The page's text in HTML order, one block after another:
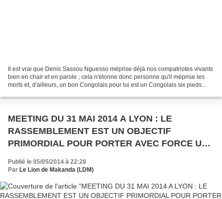
Il est vrai que Denis Sassou Nguesso méprise déjà nos compatriotes vivants
bien en chair et en parole ; cela n'étonne donc personne qu'il méprise les
morts et, d'ailleurs, un bon Congolais pour lui est un Congolais six pieds
MEETING DU 31 MAI 2014 A LYON : LE
RASSEMBLEMENT EST UN OBJECTIF
PRIMORDIAL POUR PORTER AVEC FORCE UNE
REVENDICATION LEGITIME
Publié le 05/05/2014 à 22:28
Par Le Lion de Makanda (LDM)